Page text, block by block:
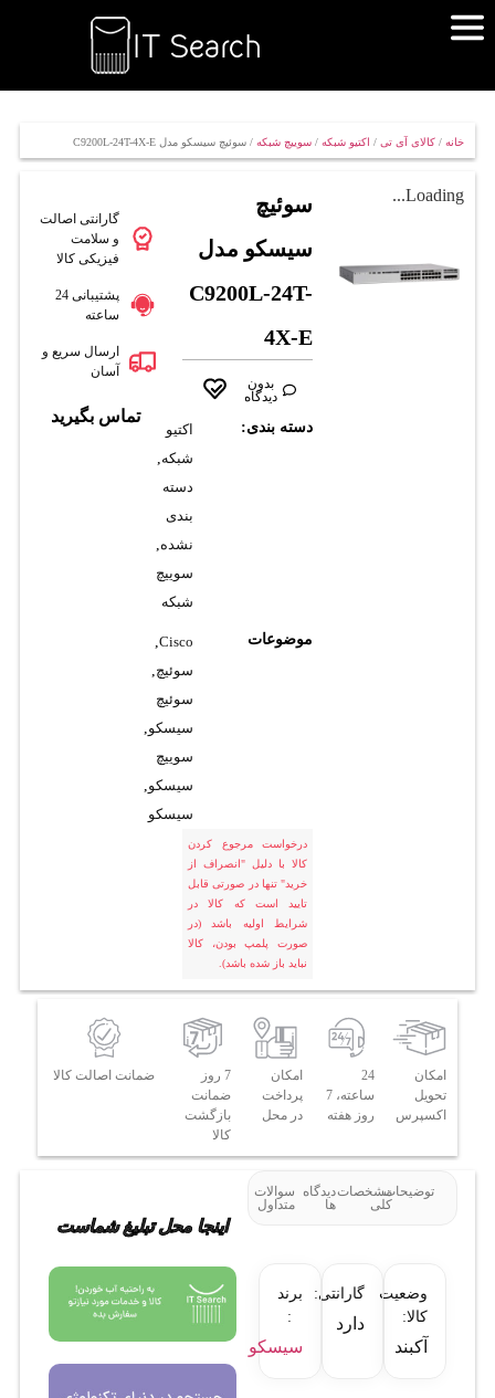
خانه/ کالای آی تی/ اکتیو شبکه/ سوییچ شبکه/ سوئیچ سیسکو مدل C9200L-24T-4X-E
Loading...
سوئیچ
سیسکو مدل
C9200L-24T-
4X-E
بدون
دیدگاه
دسته بندی:
اکتیو
شبکه,
دسته
بندی
نشده,
سوییچ
شبکه
موضوعات Cisco
,
سوئیچ,
سوئیچ
سیسکو,
سوییچ
سیسکو,
سیسکو
درخواست مرجوع کردن
کالا با دلیل "انصراف از
خرید" تنها در صورتی قابل
تایید است که کالا در
شرایط اولیه باشد (در
صورت پلمپ بودن، کالا
نباید باز شده باشد).
گارانتی اصالت
و سلامت
فیزیکی کالا
پشتیبانی 24
ساعته
ارسال سریع و
آسان
تماس بگیرید
امکان
تحویل
اکسپرس
24
ساعته، 7
روز هفته
امکان
پرداخت
در محل
7 روز
ضمانت
بازگشت
کالا
ضمانت اصالت کالا
توضیحاتمشخصات
کلی
دیدگاه
ها
سوالات
متداول
وضعیت
کالا:
آکبند
گارانتی:
دارد
برند
:
سیسکو
اینجا محل تبلیغ شماست